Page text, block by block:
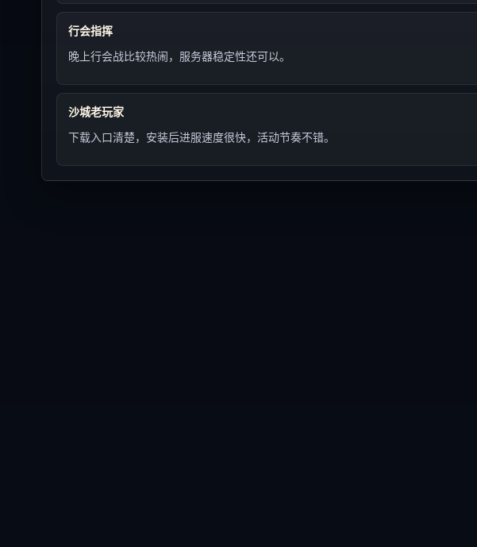
行会指挥
晚上行会战比较热闹，服务器稳定性还可以。
沙城老玩家
下载入口清楚，安装后进服速度很快，活动节奏不错。